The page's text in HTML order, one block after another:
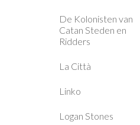
De Kolonisten van
Catan Steden en
Ridders
La Città
Linko
Logan Stones